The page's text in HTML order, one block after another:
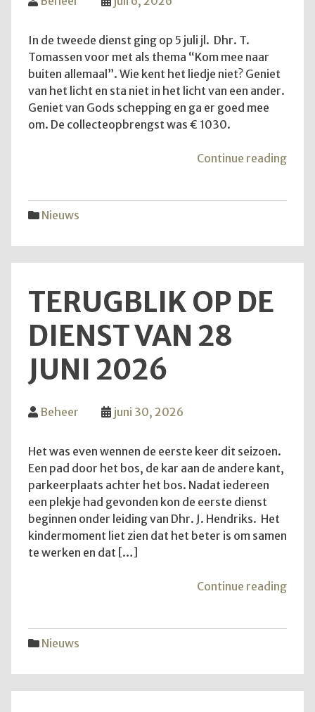
In de tweede dienst ging op 5 juli jl. Dhr. T.
Tomassen voor met als thema “Kom mee naar
buiten allemaal”. Wie kent het liedje niet? Geniet
van het licht en sta niet in het licht van een ander.
Geniet van Gods schepping en ga er goed mee
om. De collecteopbrengst was € 1030.
Continue reading
Nieuws
TERUGBLIK OP DE
DIENST VAN 28
JUNI 2026
Beheer juni 30, 2026
Het was even wennen de eerste keer dit seizoen.
Een pad door het bos, de kar aan de andere kant,
parkeerplaats achter het bos. Nadat iedereen
een plekje had gevonden kon de eerste dienst
beginnen onder leiding van Dhr. J. Hendriks. Het
kindermoment liet zien dat het beter is om samen
te werken en dat […]
Continue reading
Nieuws